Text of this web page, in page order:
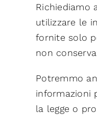
Richiediamo
utilizzare le
fornite solo
non
Potremmo
informazioni
la legge o